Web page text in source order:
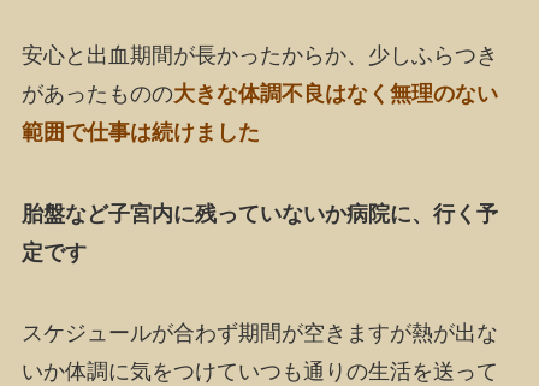
安心と出血期間が長かったからか、少しふらつき
があったものの大きな体調不良はなく無理のない
範囲で仕事は続けました
胎盤など子宮内に残っていないか病院に、行く予
定です
スケジュールが合わず期間が空きますが熱が出な
いか体調に気をつけていつも通りの生活を送って